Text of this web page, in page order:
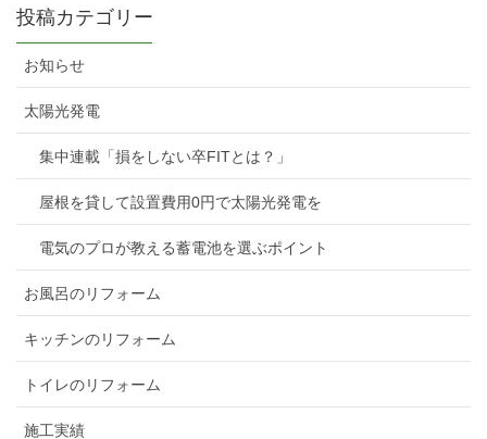
投稿カテゴリー
お知らせ
太陽光発電
集中連載「損をしない卒FITとは？」
屋根を貸して設置費用0円で太陽光発電を
電気のプロが教える蓄電池を選ぶポイント
お風呂のリフォーム
キッチンのリフォーム
トイレのリフォーム
施工実績